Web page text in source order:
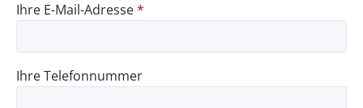
Ihre E-Mail-Adresse*
Ihre Telefonnummer